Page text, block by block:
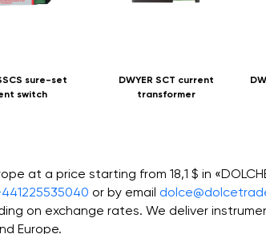
sure-set
switch
DWYER SCT current
transformer
at a price starting from 18,1 $ in
or by email
on exchange rates. We deliver
Europe.